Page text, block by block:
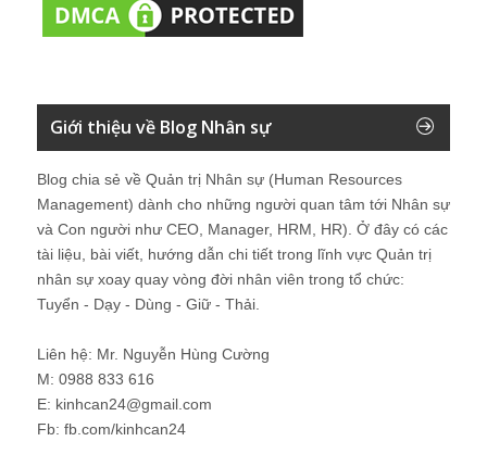
Giới thiệu về Blog Nhân sự
Blog chia sẻ về Quản trị Nhân sự (Human Resources
Management) dành cho những người quan tâm tới Nhân sự
và Con người như CEO, Manager, HRM, HR). Ở đây có các
tài liệu, bài viết, hướng dẫn chi tiết trong lĩnh vực Quản trị
nhân sự xoay quay vòng đời nhân viên trong tổ chức:
Tuyển - Dạy - Dùng - Giữ - Thải.
Liên hệ: Mr. Nguyễn Hùng Cường
M: 0988 833 616
E: kinhcan24@gmail.com
Fb: fb.com/kinhcan24